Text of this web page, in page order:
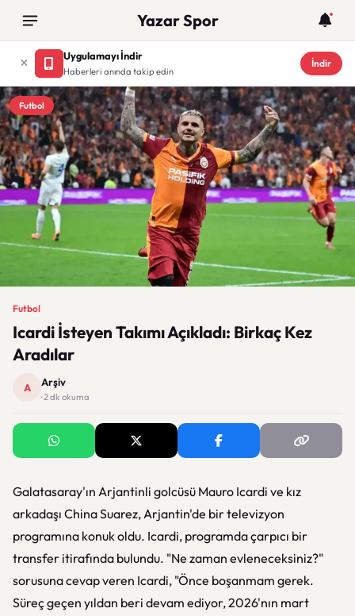
Yazar Spor
Uygulamayı İndir
Haberleri anında takip edin
İndir
Futbol
Futbol
Icardi İsteyen Takımı Açıkladı: Birkaç Kez
Aradılar
A Arşiv
· 2 dk okuma
Galatasaray'ın Arjantinli golcüsü Mauro Icardi ve kız
arkadaşı China Suarez, Arjantin'de bir televizyon
programına konuk oldu. Icardi, programda çarpıcı bir
transfer itirafında bulundu. "Ne zaman evleneceksiniz?"
sorusuna cevap veren Icardi, "Önce boşanmam gerek.
Süreç geçen yıldan beri devam ediyor, 2026'nın mart